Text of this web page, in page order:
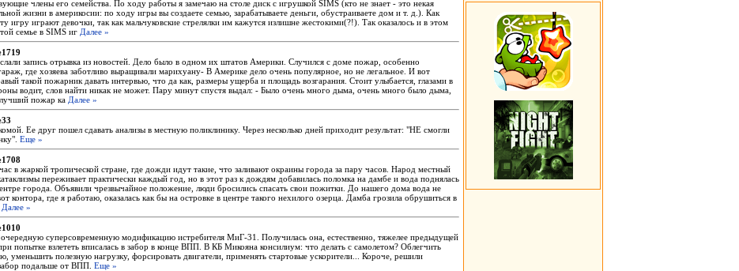
члены его семейства. По ходу работы я замечаю на столе диск с игрушкой SIMS (кто не знает - это некая
жизни в америкосии: по ходу игры вы создаете семью, зарабатываете деньги, обустраиваете дом и т. д.). Как
игру играют девочки, так как мальчуковские стрелялки им кажутся излишне жестокими(?!). Так оказалось и в этом
семье в SIMS иг Далее »
запись отрывка из новостей. Дело было в одном их штатов Америки. Случился с доме пожар, особенно
где хозяева заботливо выращивали марихуану- В Америке дело очень популярное, но не легальное. И вот
такой пожарник давать интервью, что да как, размеры ущерба и площадь возгарания. Стоит улыбается, глазами в
водит, слов найти никак не может. Пару минут спустя выдал: - Было очень много дыма, очень много было дыма,
пожар ка Далее »
Ее друг пошел сдавать анализы в местную поликлинику. Через несколько дней приходит результат: "НЕ смогли
Еще »
в жаркой тропической стране, где дожди идут такие, что заливают окраины города за пару часов. Народ местный
переживает практически каждый год, но в этот раз к дождям добавилась поломка на дамбе и вода поднялась
города. Объявили чрезвычайное положение, люди бросились спасать свои пожитки. До нашего дома вода не
контора, где я работаю, оказалась как бы на островке в центре такого нехилого озерца. Дамба грозила обрушиться в
Далее »
суперсовременную модификацию истребителя МиГ-31. Получилась она, естественно, тяжелее предыдущей
попытке взлететь вписалась в забор в конце ВПП. В КБ Микояна консилиум: что делать с самолетом? Облегчить
уменьшить полезную нагрузку, форсировать двигатели, применять стартовые ускорители... Короче, решили
подальше от ВПП. Еще »